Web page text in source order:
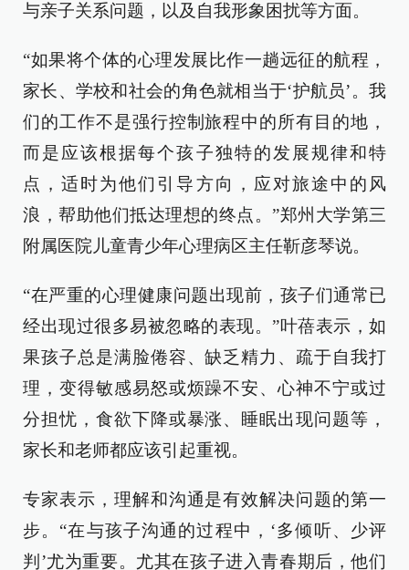
与亲子关系问题，以及自我形象困扰等方面。
“如果将个体的心理发展比作一趟远征的航程，
家长、学校和社会的角色就相当于‘护航员’。我
们的工作不是强行控制旅程中的所有目的地，
而是应该根据每个孩子独特的发展规律和特
点，适时为他们引导方向，应对旅途中的风
浪，帮助他们抵达理想的终点。”郑州大学第三
附属医院儿童青少年心理病区主任靳彦琴说。
“在严重的心理健康问题出现前，孩子们通常已
经出现过很多易被忽略的表现。”叶蓓表示，如
果孩子总是满脸倦容、缺乏精力、疏于自我打
理，变得敏感易怒或烦躁不安、心神不宁或过
分担忧，食欲下降或暴涨、睡眠出现问题等，
家长和老师都应该引起重视。
专家表示，理解和沟通是有效解决问题的第一
步。“在与孩子沟通的过程中，‘多倾听、少评
判’尤为重要。尤其在孩子进入青春期后，他们